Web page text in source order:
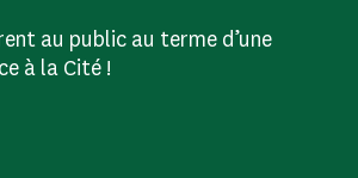
au public au terme d’une
à la Cité !